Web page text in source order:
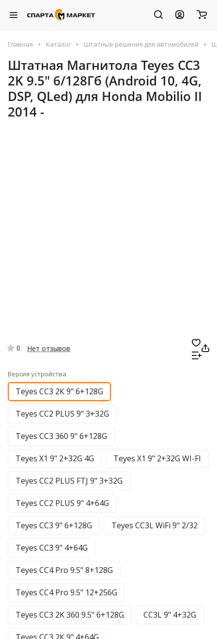
Главная Каталог Штатные решения для автомобилей
Штатная Магнитола Teyes CC3
2K 9.5" 6/128Гб (Android 10, 4G,
DSP, QLed) для Honda Mobilio II
2014 -
0 Нет отзывов
Версия устройства
Teyes CC3 2К 9" 6+128G
Teyes CC2 PLUS 9" 3+32G
Teyes CC3 360 9" 6+128G
Teyes X1 9" 2+32G 4G Teyes X1 9" 2+32G WI-FI
Teyes CC2 PLUS FTJ 9" 3+32G
Teyes CC2 PLUS 9" 4+64G
Teyes CC3 9" 6+128G Teyes CC3L WiFi 9" 2/32
Teyes CC3 9" 4+64G
Teyes CC4 Pro 9.5" 8+128G
Teyes CC4 Pro 9.5" 12+256G
Teyes CC3 2K 360 9.5" 6+128G CC3L 9" 4+32G